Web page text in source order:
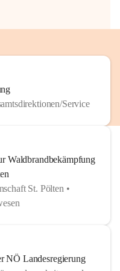
Service
Waldbrandbekämpfung
St. Pölten •
NÖ Landesregierung